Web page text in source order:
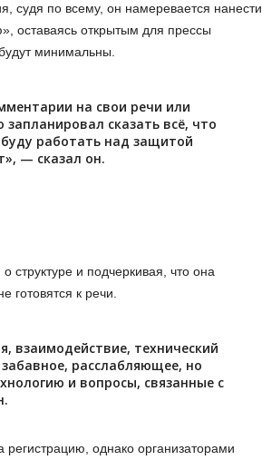
судя по всему, он намеревается нанести
оставаясь открытым для прессы
минимальны.
на свои речи или
сказать всё, что
работать над защитой
— сказал он.
структуре и подчеркивая, что она
готовятся к речи.
взаимодействие, технический
расслабляющее, но
и вопросы, связанные с
регистрацию, однако организаторами